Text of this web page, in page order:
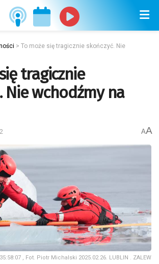
> To może się tragicznie skończyć. Nie
tragicznie
Nie wchodźmy na
AA
, Fot. Piotr Michalski 2025.02.26. LUBLIN . ZALEW